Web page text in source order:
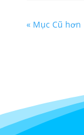
« Mục Cũ hơn